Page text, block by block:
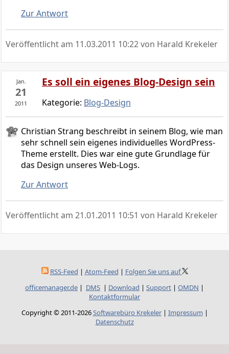
Zur Antwort
Veröffentlicht am 11.03.2011 10:22von Harald Krekeler
Jan.
21
2011
Es soll ein eigenes Blog-Design sein
Kategorie: Blog-Design
Christian Strang beschreibt in seinem Blog, wie man
sehr schnell sein eigenes individuelles WordPress-
Theme erstellt. Dies war eine gute Grundlage für
das Design unseres Web-Logs.
Zur Antwort
Veröffentlicht am 21.01.2011 10:51 von Harald Krekeler
RSS-Feed | Atom-Feed | Folgen Sie uns auf
officemanager.de | DMS | Download | Support | OMDN |
Kontaktformular
Copyright © 2011-2026Softwarebüro Krekeler| Impressum |
Datenschutz